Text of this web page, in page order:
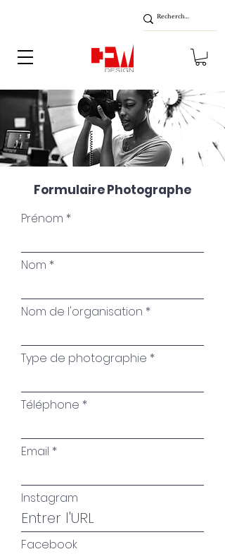
Formulaire Photographe
Prénom
Nom
Nom de l'organisation
Type de photographie
Téléphone
Email
Instagram
Facebook